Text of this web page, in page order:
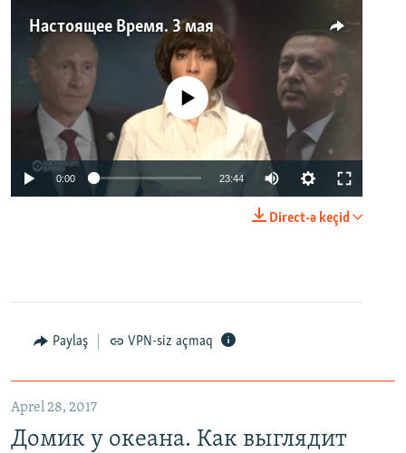
Настоящее Время. 3 мая
No media source currently available
0:00 23:44
Direct-ə keçid
Paylaş VPN-siz açmaq
Aprel 28, 2017
Домик у океана. Как выглядит